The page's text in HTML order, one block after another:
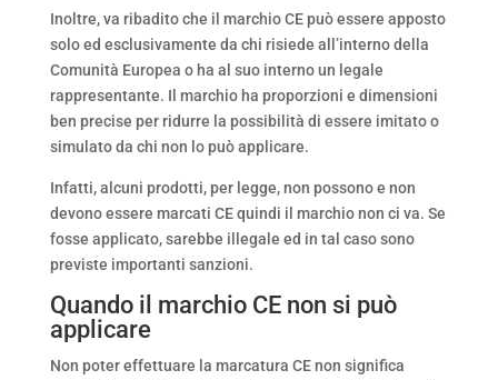
Inoltre, va ribadito che il marchio CE può essere apposto
solo ed esclusivamente da chi risiede all’interno della
Comunità Europea o ha al suo interno un legale
rappresentante. Il marchio ha proporzioni e dimensioni
ben precise per ridurre la possibilità di essere imitato o
simulato da chi non lo può applicare.
Infatti, alcuni prodotti, per legge, non possono e non
devono essere marcati CE quindi il marchio non ci va. Se
fosse applicato, sarebbe illegale ed in tal caso sono
previste importanti sanzioni.
Quando il marchio CE non si può
applicare
Non poter effettuare la marcatura CE non significa